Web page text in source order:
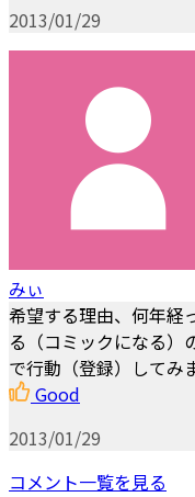
2013/01/29
みぃ
希望する理由、何年経
る（コミックになる）
で行動（登録）してみ
Good
2013/01/29
コメント一覧を見る